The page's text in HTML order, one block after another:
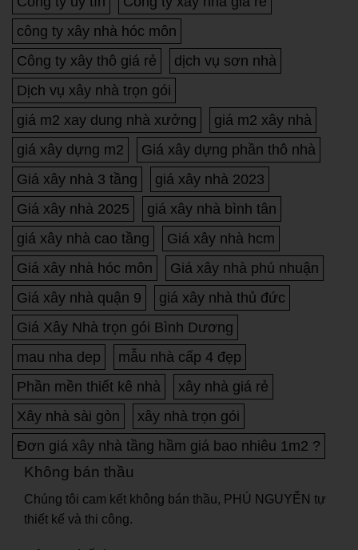
công ty xây nhà hóc môn
Công ty xây thô giá rẻ
dịch vụ sơn nhà
Dịch vụ xây nhà trọn gói
giá m2 xay dung nhà xưởng
giá m2 xây nhà
giá xây dựng m2
Giá xây dựng phần thô nhà
Giá xây nhà 3 tầng
giá xây nhà 2023
Giá xây nhà 2025
giá xây nhà bình tân
giá xây nhà cao tầng
Giá xây nhà hcm
Giá xây nhà hóc môn
Giá xây nhà phú nhuận
Giá xây nhà quận 9
giá xây nhà thủ đức
Giá Xây Nhà trọn gói Bình Dương
mau nha dep
mẫu nhà cấp 4 đẹp
Phần mền thiết kê nhà
xây nhà giá rẻ
Xây nhà sài gòn
xây nhà trọn gói
Đơn giá xây nhà tầng hầm giá bao nhiêu 1m2 ?
Không bán thầu
Chúng tôi cam kết không bán thầu, PHÚ NGUYỄN tự
thiết kế và thi công.